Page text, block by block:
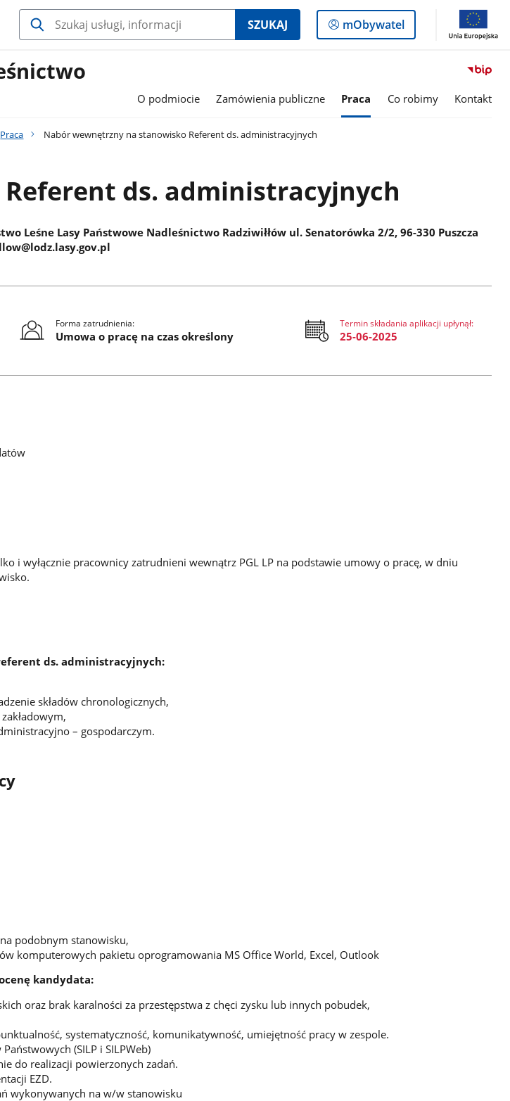
SZUKAJ
Logowanie
do
mObywatel
O podmiocie Zamówienia publiczne Praca Co robimy Kontakt
Praca Nabór wewnętrzny na stanowisko Referent ds. administracyjnych
ds. administracyjnych
Leśne Lasy Państwowe Nadleśnictwo Radziwiłłów ul. Senatorówka 2/2, 96-330 Puszcza
Forma zatrudnienia:
Umowa o pracę na czas określony
Termin składania aplikacji upłynął:
25-06-2025
i wyłącznie pracownicy zatrudnieni wewnątrz PGL LP na podstawie umowy o pracę, w dniu
ds. administracyjnych:
składów chronologicznych,
– gospodarczym.
podobnym stanowisku,
komputerowych pakietu oprogramowania MS Office World, Excel, Outlook
kandydata:
oraz brak karalności za przestępstwa z chęci zysku lub innych pobudek,
systematyczność, komunikatywność, umiejętność pracy w zespole.
(SILP i SILPWeb)
do realizacji powierzonych zadań.
EZD.
wykonywanych na w/w stanowisku